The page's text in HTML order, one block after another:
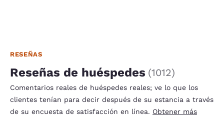
RESEÑAS
Reseñas de huéspedes (1012)
Comentarios reales de huéspedes reales; ve lo que los
clientes tenían para decir después de su estancia a través
de su encuesta de satisfacción en línea. Obtener más